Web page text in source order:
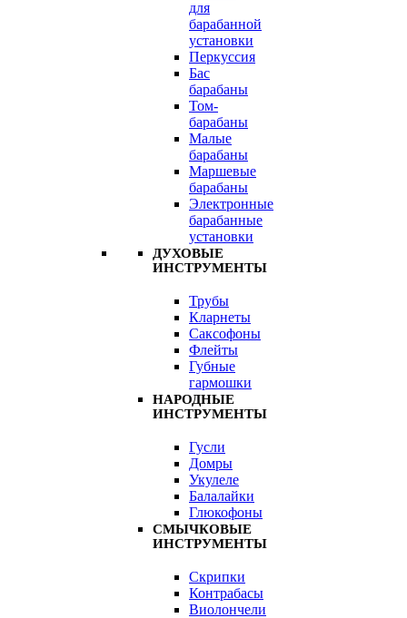
для
барабанной
установки
Перкуссия
Бас
барабаны
Том-
барабаны
Малые
барабаны
Маршевые
барабаны
Электронные
барабанные
установки
ДУХОВЫЕ
ИНСТРУМЕНТЫ
Трубы
Кларнеты
Саксофоны
Флейты
Губные
гармошки
НАРОДНЫЕ
ИНСТРУМЕНТЫ
Гусли
Домры
Укулеле
Балалайки
Глюкофоны
СМЫЧКОВЫЕ
ИНСТРУМЕНТЫ
Скрипки
Контрабасы
Виолончели